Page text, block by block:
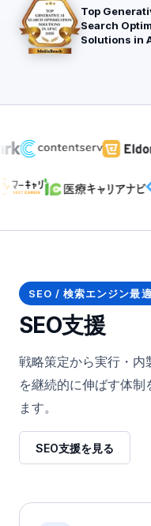
Top
Search
Solutions in
SEO / 検索エンジン最
SEO支援
戦略策定から実行・内
を継続的に伸ばす体制
ます。
SEO支援を見る